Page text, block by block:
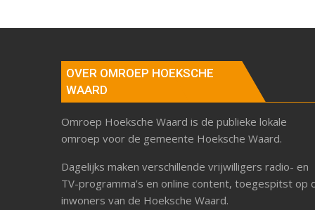
OVER OMROEP HOEKSCHE
WAARD
Omroep Hoeksche Waard is de publieke lokale
omroep voor de gemeente Hoeksche Waard.
Dagelijks maken verschillende vrijwilligers radio- en
TV-programma’s en online content, toegespitst op
inwoners van de Hoeksche Waard.